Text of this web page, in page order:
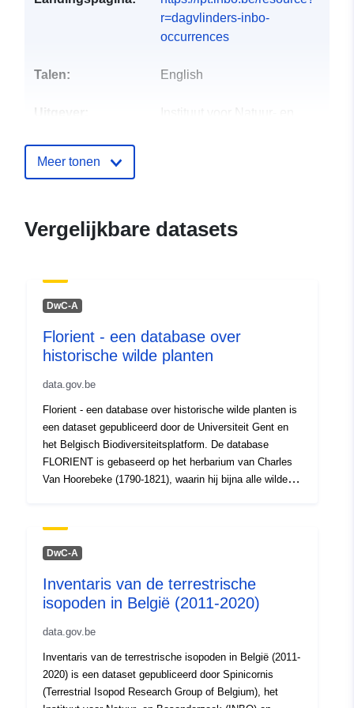
r=dagvlinders-inbo-
occurrences
Talen: English
Uitgever:
mailto:dirk.maes@inbo.be
Catalogusregister
July 2026
Ruimtelijk:
], [ 2.54, 50.67 ], [ 2.54, 51.51
] ]
Soort: Polygon
uriRef:
4534-8478-3a10a3bfee45
Toegangsrechten
Meer tonen
Vergelijkbare datasets
DwC-A
Florient - een database over
historische wilde planten
data.gov.be
Florient - een database over historische wilde planten is
een dataset gepubliceerd door de Universiteit Gent en
het Belgisch Biodiversiteitsplatform. De database
FLORIENT is gebaseerd op het herbarium van Charles
Van Hoorebeke (1790-1821), waarin hij bijna alle wilde
geplande publicatie hierover, de "Flore de la Flandre
Orientale", verscheen in 1821. Datzelfde jaar overleed
waren de gegevens niet beschikbaar. Frans Roucel
(1765-1831), een tijdgenoot uit Aalst, richtte zich in zijn
wilde planten en hun gebruik, en ging dieper in op de
groeiomstandigheden van de soort. De combinatie van
informatie uit beide werken geeft een uitzonderlijk
compleet en gedetailleerd beeld van de flora van Oost-
Vlaanderen rond het begin van de 19e eeuw, voor de
DwC-A
Inventaris van de terrestrische
isopoden in België (2011-2020)
data.gov.be
Inventaris van de terrestrische isopoden in België (2011-
2020) is een dataset gepubliceerd door Spinicornis
(Terrestrial Isopod Research Group of Belgium), het